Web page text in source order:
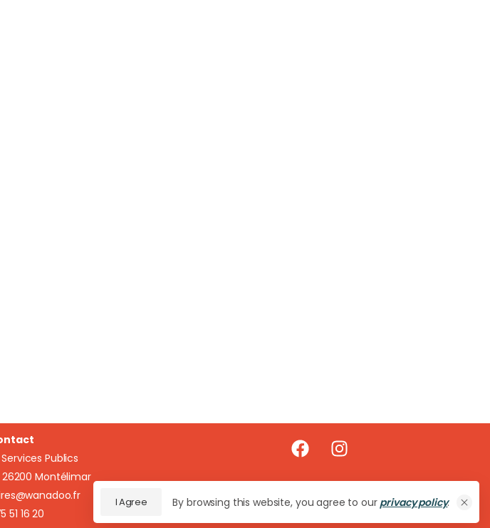
Publics
26200 Montélimar
51 16 20
By browsing this website, you agree to our privacy policy.
I Agree